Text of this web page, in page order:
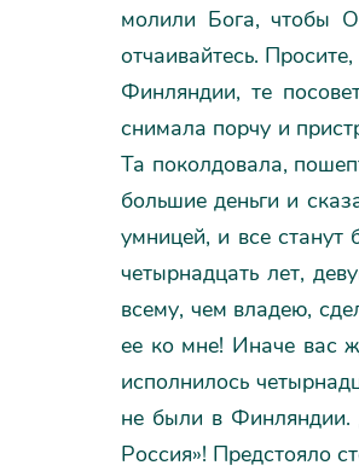
молили Бога, чтобы
отчаивайтесь.
Финляндии, те
снимала порчу и
Та поколдовала,
большие деньги и
умницей, и все станут
четырнадцать лет,
всему, чем владею,
ее ко мне! Иначе вас
исполнилось
не были в Финляндии.
Россия»! Предстояло